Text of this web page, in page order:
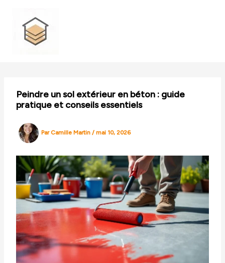
contenu
Peindre un sol extérieur en béton : guide
pratique et conseils essentiels
ParCamille Martin/mai 10, 2026